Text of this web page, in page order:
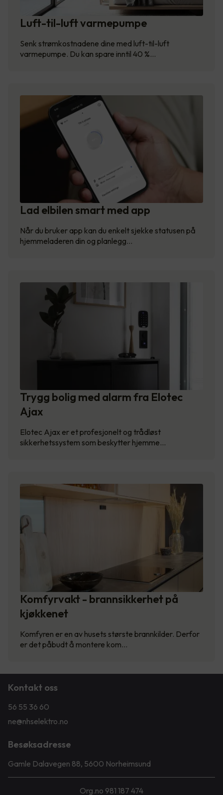
Luft-til-luft varmepumpe
Senk strømkostnadene dine med luft-til-luft
varmepumpe. Du kan spare inntil 40 %…
Lad elbilen smart med app
Når du bruker app kan du enkelt sjekke statusen på
hjemmeladeren din og planlegg…
Trygg bolig med alarm fra Elotec
Ajax
Elotec Ajax er et profesjonelt og trådløst
sikkerhetssystem som beskytter hjemme…
Komfyrvakt - brannsikkerhet på
kjøkkenet
Komfyren er en av husets største brannkilder. Derfor
er det påbudt å montere kom…
Kontakt oss
56 55 36 60
ne@nhselektro.no
Besøksadresse
Gamle Dalavegen 88, 5600 Norheimsund
Org.no 981 187 474